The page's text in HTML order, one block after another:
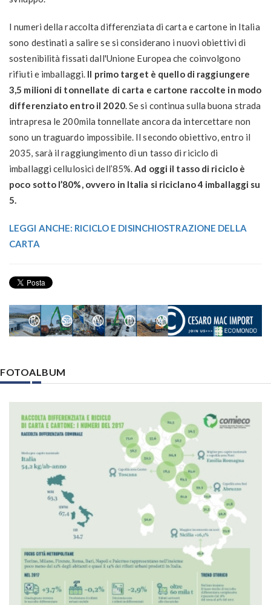
I numeri della raccolta differenziata di carta e cartone in Italia
sono destinati a salire se si considerano i nuovi obiettivi di
sostenibilità fissati dall'Unione Europea che coinvolgono
rifiuti e imballaggi. Il primo target è quello di raggiungere
3,5 milioni di tonnellate di carta e cartone raccolte in modo
differenziato entro il 2020. Se si continua sulla buona strada
intrapresa le 200mila tonnellate ancora da intercettare non
sono un traguardo impossibile. Il secondo obiettivo, entro il
2035, sarà il raggiungimento di un tasso di riciclo di
imballaggi cellulosici dell’85%.Ad oggi il tasso di riciclo è
poco sotto l’80%, ovvero in Italia si riciclano 4 imballaggi su
5.
LEGGI ANCHE: RICICLO E DISINCHIOSTRAZIONE DELLA
CARTA
FOTOALBUM